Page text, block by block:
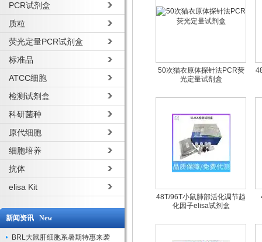
PCR试剂盒
质粒
荧光定量PCR试剂盒
标准品
ATCC细胞
检测试剂盒
科研菌种
原代细胞
细胞培养
抗体
elisa Kit
新闻资讯 New
BRL大鼠肝细胞系暑期特惠来袭
50次猫衣原体探针法PCR荧
光定量试剂盒
48T/96T小鼠肺部活化调节趋
化因子elisa试剂盒